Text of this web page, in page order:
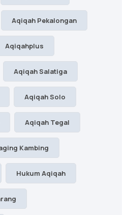
Aqiqah Pekalongan
Aqiqahplus
Aqiqah Salatiga
Aqiqah Solo
Aqiqah Tegal
Kambing
Hukum Aqiqah